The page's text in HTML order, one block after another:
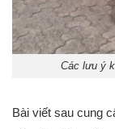
Các lưu ý
Bài viết sau cung